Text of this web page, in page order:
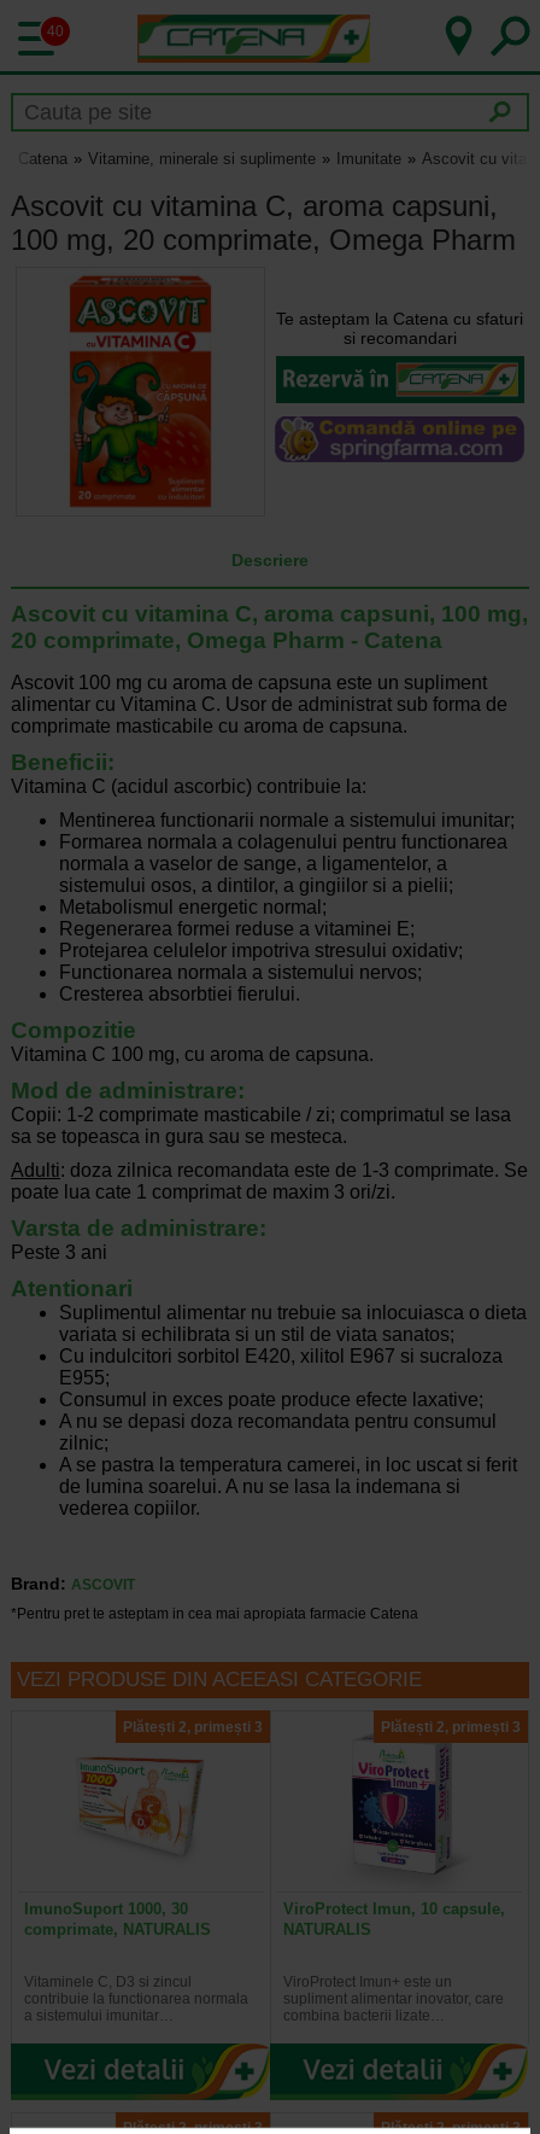
40
Catena Vitamine, minerale si suplimente Imunitate Ascovit cu
Ascovit cu vitamina C, aroma capsuni,
100 mg, 20 comprimate, Omega Pharm
Te asteptam la Catena cu sfaturi
si recomandari
Descriere
Ascovit cu vitamina C, aroma capsuni, 100 mg,
20 comprimate, Omega Pharm - Catena
Ascovit 100 mg cu aroma de capsuna este un supliment
alimentar cu Vitamina C. Usor de administrat sub forma de
comprimate masticabile cu aroma de capsuna.
Beneficii:
Vitamina C (acidul ascorbic) contribuie la:
Mentinerea functionarii normale a sistemului imunitar;
Formarea normala a colagenului pentru functionarea
normala a vaselor de sange, a ligamentelor, a
sistemului osos, a dintilor, a gingiilor si a pielii;
Metabolismul energetic normal;
Regenerarea formei reduse a vitaminei E;
Protejarea celulelor impotriva stresului oxidativ;
Functionarea normala a sistemului nervos;
Cresterea absorbtiei fierului.
Compozitie
Vitamina C 100 mg, cu aroma de capsuna.
Mod de administrare:
Copii: 1-2 comprimate masticabile / zi; comprimatul se lasa
sa se topeasca in gura sau se mesteca.
Adulti: doza zilnica recomandata este de 1-3 comprimate. Se
poate lua cate 1 comprimat de maxim 3 ori/zi.
Varsta de administrare:
Peste 3 ani
Atentionari
Suplimentul alimentar nu trebuie sa inlocuiasca o dieta
variata si echilibrata si un stil de viata sanatos;
Cu indulcitori sorbitol E420, xilitol E967 si sucraloza
E955;
Consumul in exces poate produce efecte laxative;
A nu se depasi doza recomandata pentru consumul
zilnic;
A se pastra la temperatura camerei, in loc uscat si ferit
de lumina soarelui. A nu se lasa la indemana si
vederea copiilor.
Brand: ASCOVIT
*Pentru pret te asteptam in cea mai apropiata farmacie Catena
VEZI PRODUSE DIN ACEEASI CATEGORIE
Plătești 2, primești 3
ImunoSuport 1000, 30
comprimate, NATURALIS
Vitaminele C, D3 si zincul
contribuie la functionarea normala
a sistemului imunitar…
Plătești 2, primești 3
ViroProtect Imun, 10 capsule,
NATURALIS
ViroProtect Imun+ este un
supliment alimentar inovator, care
combina bacterii lizate…
Plătești 2, primești 3 Plătești 2, primești 3